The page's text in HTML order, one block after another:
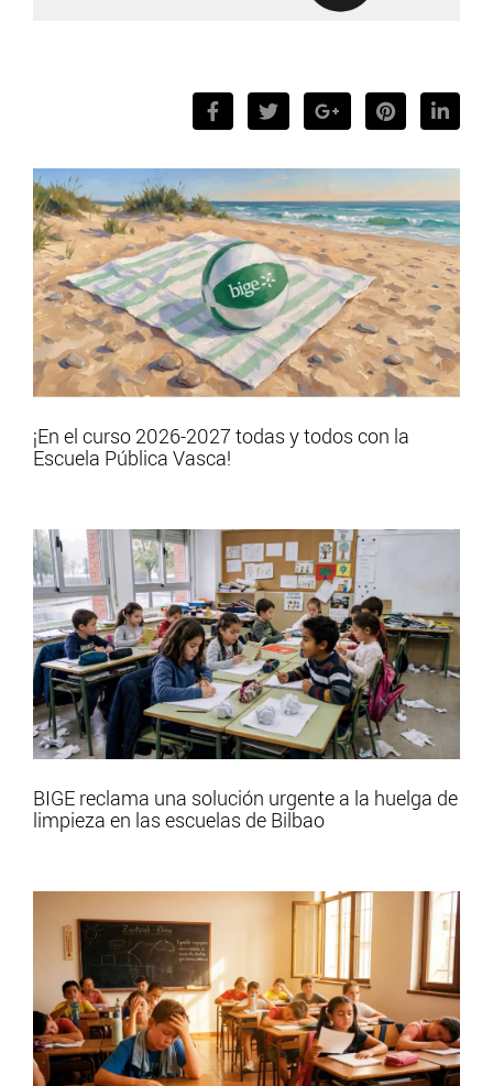
¡En el curso 2026-2027 todas y todos con la
Escuela Pública Vasca!
BIGE reclama una solución urgente a la huelga de
limpieza en las escuelas de Bilbao